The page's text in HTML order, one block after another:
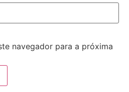
navegador para a próxima